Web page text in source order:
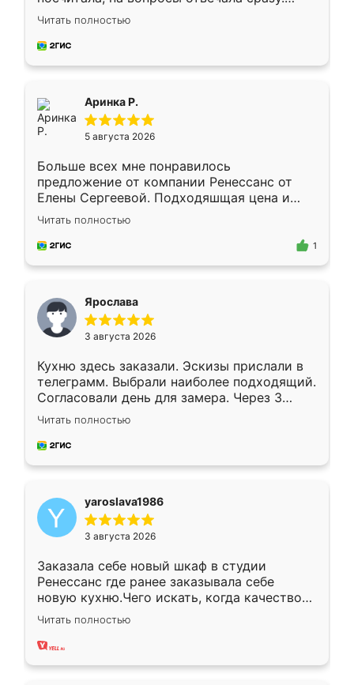
Замерщик приехал в субботу, подошёл к
делу со всей ответственностью. Собрали
за день, ребята работали аккуратно, даже
Читать полностью
Аринка Р.
5 августа 2026
Больше всех мне понравилось
предложение от компании Ренессанс от
Елены Сергеевой. Подходяшщая цена и
короткие сроки изготовления. Приехавший
для замера сотрудник Владислав
предложил по моему эскизу самый
Читать полностью
1
Ярослава
3 августа 2026
Кухню здесь заказали. Эскизы прислали в
телеграмм. Выбрали наиболее подходящий.
Согласовали день для замера. Через 3
недели кухня была уже готова. Остались
довольны работой. Спасибо Ренессанс
мебель за качественную работу!
Читать полностью
yaroslava1986
3 августа 2026
Заказала себе новый шкаф в студии
Ренессанс где ранее заказывала себе
новую кухню.Чего искать, когда качеством
вполне довольна. Служит кухня уже почти
два года, нареканий нет.
Читать полностью